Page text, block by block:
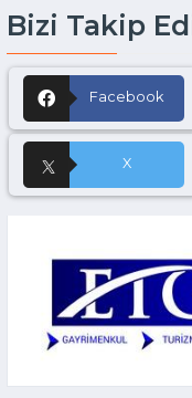
Bizi Takip
Facebook
X